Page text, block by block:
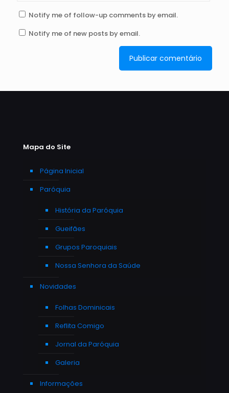
Notify me of follow-up comments by email.
Notify me of new posts by email.
Mapa do Site
Página Inicial
Paróquia
História da Paróquia
Gueifães
Grupos Paroquiais
Nossa Senhora da Saúde
Novidades
Folhas Dominicais
Reflita Comigo
Jornal da Paróquia
Galeria
Informações